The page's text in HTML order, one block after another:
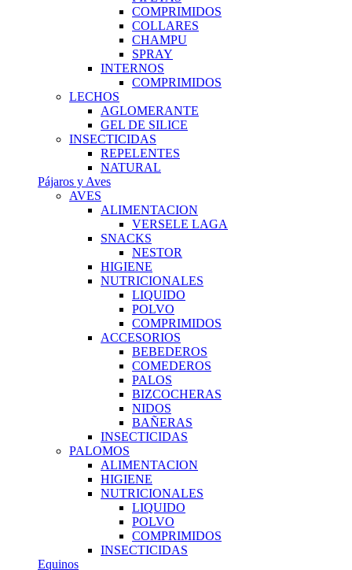
COMPRIMIDOS
COLLARES
CHAMPU
SPRAY
INTERNOS
COMPRIMIDOS
LECHOS
AGLOMERANTE
GEL DE SILICE
INSECTICIDAS
REPELENTES
NATURAL
Pájaros y Aves
AVES
ALIMENTACION
VERSELE LAGA
SNACKS
NESTOR
HIGIENE
NUTRICIONALES
LIQUIDO
POLVO
COMPRIMIDOS
ACCESORIOS
BEBEDEROS
COMEDEROS
PALOS
BIZCOCHERAS
NIDOS
BAÑERAS
INSECTICIDAS
PALOMOS
ALIMENTACION
HIGIENE
NUTRICIONALES
LIQUIDO
POLVO
COMPRIMIDOS
INSECTICIDAS
Equinos